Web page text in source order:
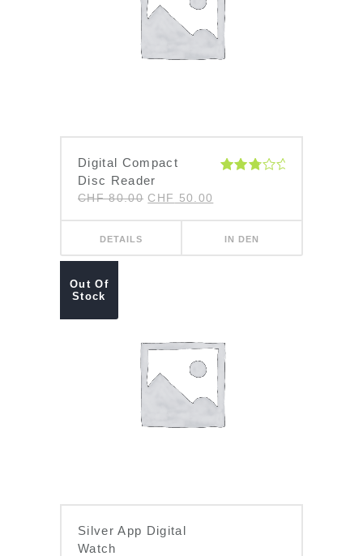
Digital Compact
Disc Reader
von 5
CHF80.00 CHF 50.00
DETAILS IN DEN
Out Of
Stock
Silver App Digital
Watch